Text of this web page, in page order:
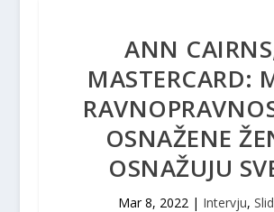
ANN
MASTERCARD:
OSNAŽENE
OSNAŽUJU
Mar 8, 2022 | Intervju,